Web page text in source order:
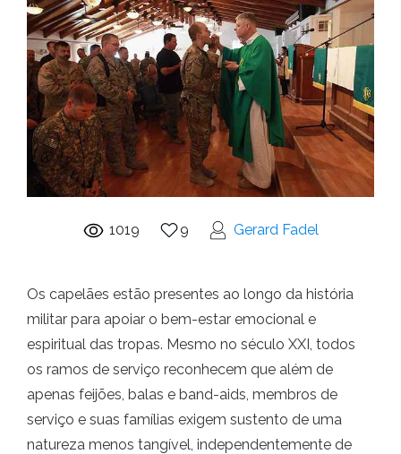
1019 9 Gerard Fadel
Os capelães estão presentes ao longo da história
militar para apoiar o bem-estar emocional e
espiritual das tropas. Mesmo no século XXI, todos
os ramos de serviço reconhecem que além de
apenas feijões, balas e band-aids, membros de
serviço e suas famílias exigem sustento de uma
natureza menos tangível, independentemente de